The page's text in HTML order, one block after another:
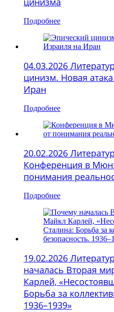
Подробнее
04.03.2026
цинизм. Новая
Иран
Подробнее
20.02.2026
Конференция в
понимания
Подробнее
19.02.2026
началась Вторая
Карлей,
Борьба за
1936–1939»